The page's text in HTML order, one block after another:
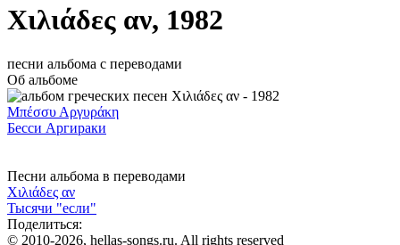
Χιλιάδες αν, 1982
песни альбома с переводами
Об альбоме
Μπέσσυ Αργυράκη
Бесси Аргираки
Песни альбома в переводами
Χιλιάδες αν
Тысячи "если"
Поделиться:
© 2010-2026, hellas-songs.ru. All rights reserved